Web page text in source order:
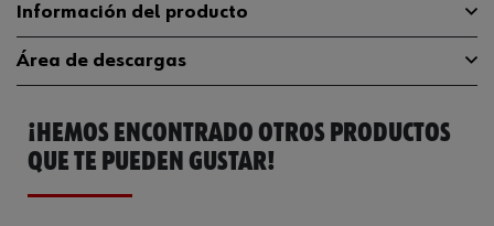
Información del producto
Ion-litio
Compatible con RoHS Sí
de aparatos eléctricos y el
Área de descargas
Catálogo General 0700956330
Ficha Técnica
¡HEMOS ENCONTRADO OTROS PRODUCTOS
QUE TE PUEDEN GUSTAR!